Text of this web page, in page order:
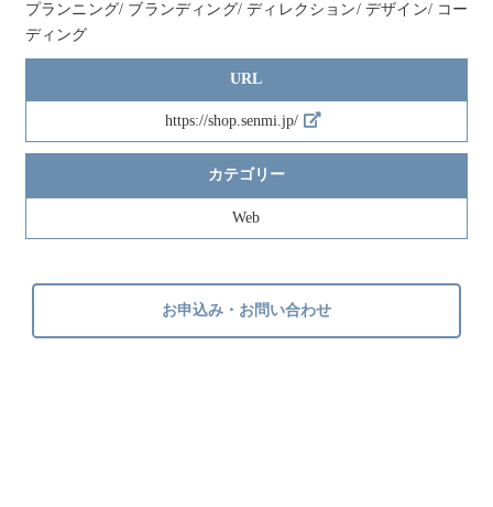
プランニング/ ブランディング/ ディレクション/ デザイン/ コー
ディング
URL
https://shop.senmi.jp/
カテゴリー
Web
お申込み・お問い合わせ